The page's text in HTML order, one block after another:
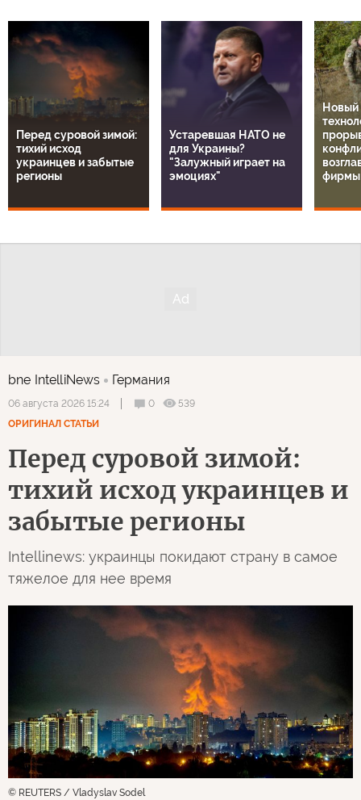
Перед суровой зимой:
тихий исход
украинцев и забытые
регионы
Устаревшая НАТО не
для Украины?
"Залужный играет на
эмоциях"
Новый
фирмы
bne IntelliNews Германия
06 августа 2026 15:24 0
539
ОРИГИНАЛ СТАТЬИ
Перед суровой зимой:
тихий исход украинцев и
забытые регионы
Intellinews: украинцы покидают страну в самое
тяжелое для нее время
© REUTERS / Vladyslav Sodel